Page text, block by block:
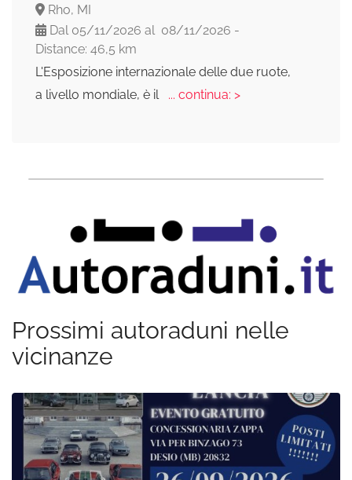
Rho, MI
Dal 05/11/2026 al 08/11/2026 -
Distance: 46,5 km
L'Esposizione internazionale delle due ruote,
a livello mondiale, è il
... continua: >
Prossimi autoraduni nelle
vicinanze